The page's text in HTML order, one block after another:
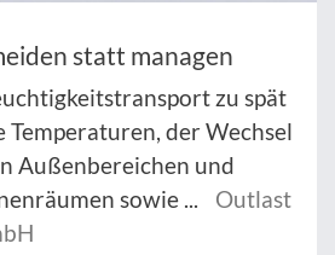
statt managen
zu spät
Temperaturen, der Wechsel
Außenbereichen und
sowie ...
Outlast